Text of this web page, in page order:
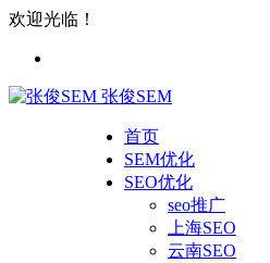
欢迎光临！
张俊SEM
首页
SEM优化
SEO优化
seo推广
上海SEO
云南SEO